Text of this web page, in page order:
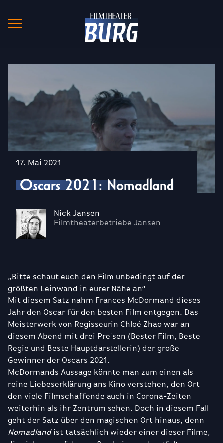
17. Mai 2021
Oscars 2021: Nomadland
Nick Jansen
Filmtheaterbetriebe Jansen
„Bitte schaut euch den Film unbedingt auf der
größten Leinwand in eurer Nähe an“
Mit diesem Satz nahm Frances McDormand dieses
Jahr den Oscar für den besten Film entgegen. Das
Meisterwerk von Regisseurin Chloé Zhao war an
diesem Abend mit drei Preisen (Bester Film, Beste
Regie und Beste Hauptdarstellerin) der große
Gewinner der Oscars 2021.
McDormands Aussage könnte man zum einen als
reine Liebeserklärung ans Kino verstehen, den Ort
den viele Filmschaffende auch in Corona-Zeiten
weiterhin als ihr Zentrum sehen. Doch in diesem Fall
geht der Satz über den magischen Ort hinaus, denn
Nomadlandist tatsächlich wieder einer dieser Filme,